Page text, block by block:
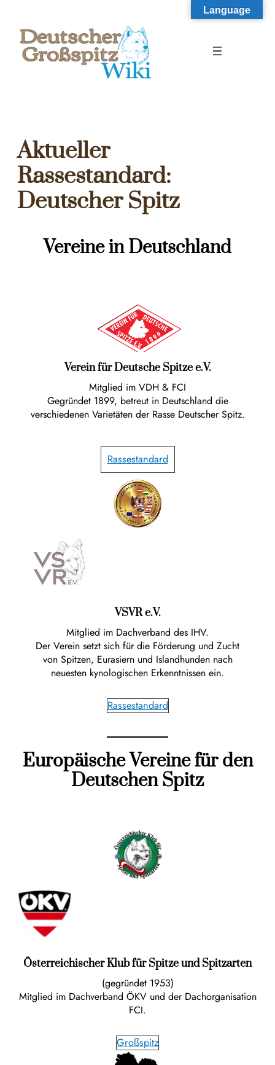
springen
Aktueller
Rassestandard:
Deutscher Spitz
Vereine in Deutschland
Verein für Deutsche Spitze e.V.
Mitglied im VDH & FCI
Gegründet 1899, betreut in Deutschland die
verschiedenen Varietäten der Rasse Deutscher Spitz.
Rassestandard
VSVR e.V.
Mitglied im Dachverband des IHV.
Der Verein setzt sich für die Förderung und Zucht
von Spitzen, Eurasiern und Islandhunden nach
neuesten kynologischen Erkenntnissen ein.
Rassestandard
Europäische Vereine für den
Deutschen Spitz
Österreichischer Klub für Spitze und Spitzarten
(gegründet 1953)
Mitglied im Dachverband ÖKV und der Dachorganisation
FCI.
Großspitz
Language